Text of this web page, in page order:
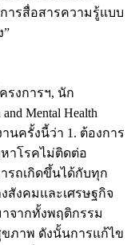
ารสื่อสารความรู้แบบ
รงการฯ, นัก
Mental Health
นครั้งนี้ว่า 1. ต้องการ
าโรคไม่ติดต่อ
ารถเกิดขึ้นได้กับทุก
สังคมและเศรษฐกิจ
จากทั้งพฤติกรรม
ภาพ ดังนั้นการแก้ไข